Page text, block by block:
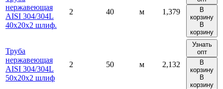
нержавеющая
AISI 304/304L
40х20х2 шлиф.
2 40 м 1,379
В
корзину
В
корзину
Труба
нержавеющая
AISI 304/304L
50х20х2 шлиф
2 50 м 2,132
Узнать
опт
В
корзину
В
корзину